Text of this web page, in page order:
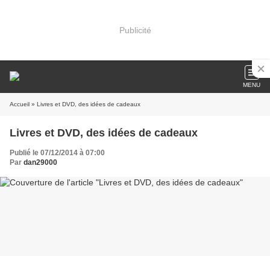
Publicité
MENU
Accueil » Livres et DVD, des idées de cadeaux
Livres et DVD, des idées de cadeaux
Publié le 07/12/2014 à 07:00
Par dan29000